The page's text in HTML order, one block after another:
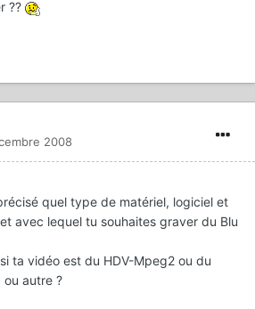
??
2008
quel type de matériel, logiciel et
avec lequel tu souhaites graver du Blu
ta vidéo est du HDV-Mpeg2 ou du
ou autre ?